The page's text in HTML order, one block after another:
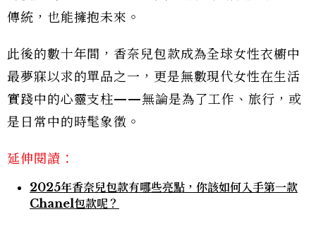
傳統，也能擁抱未來。
此後的數十年間，香奈兒包款成為全球女性衣櫥中
最夢寐以求的單品之一，更是無數現代女性在生活
實踐中的心靈支柱——無論是為了工作、旅行，或
是日常中的時髦象徵。
延伸閱讀：
2025年香奈兒包款有哪些亮點，你該如何入手第一款
Chanel包款呢？